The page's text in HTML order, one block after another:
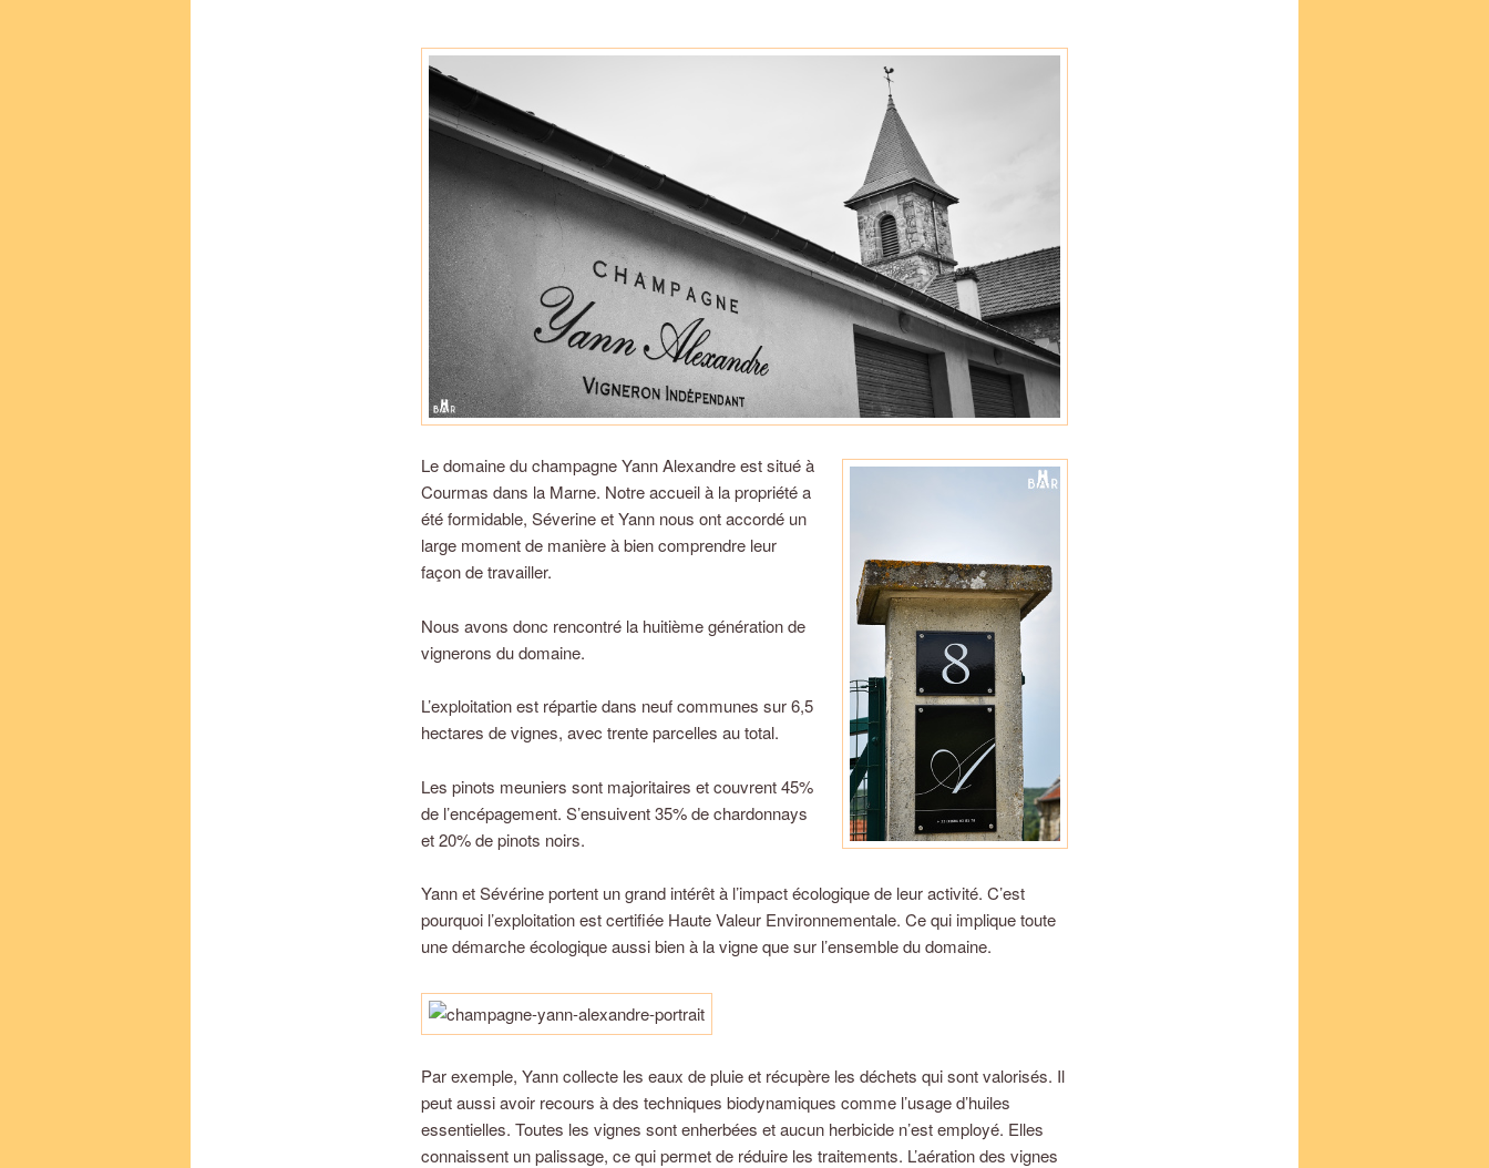
Le domaine du champagne Yann Alexandre est situé à
Courmas dans la Marne. Notre accueil à la propriété a
été formidable, Séverine et Yann nous ont accordé un
large moment de manière à bien comprendre leur
façon de travailler.
Nous avons donc rencontré la huitième génération de
vignerons du domaine.
L’exploitation est répartie dans neuf communes sur 6,5
hectares de vignes, avec trente parcelles au total.
Les pinots meuniers sont majoritaires et couvrent 45%
de l’encépagement. S’ensuivent 35% de chardonnays
et 20% de pinots noirs.
Yann et Sévérine portent un grand intérêt à l’impact écologique de leur activité. C’est
pourquoi l’exploitation est certifiée Haute Valeur Environnementale. Ce qui implique toute
une démarche écologique aussi bien à la vigne que sur l’ensemble du domaine.
Par exemple, Yann collecte les eaux de pluie et récupère les déchets qui sont valorisés. Il
peut aussi avoir recours à des techniques biodynamiques comme l’usage d’huiles
essentielles. Toutes les vignes sont enherbées et aucun herbicide n’est employé. Elles
connaissent un palissage, ce qui permet de réduire les traitements. L’aération des vignes